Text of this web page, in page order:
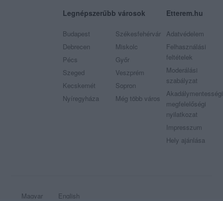
Legnépszerűbb városok
Budapest
Debrecen
Pécs
Szeged
Kecskemét
Nyíregyháza
Székesfehérvár
Miskolc
Győr
Veszprém
Sopron
Még több város
Etterem.hu
Adatvédelem
Felhasználási
feltételek
Moderálási
szabályzat
Akadálymentességi
megfelelőségi
nyilatkozat
Impresszum
Hely ajánlása
Magyar English